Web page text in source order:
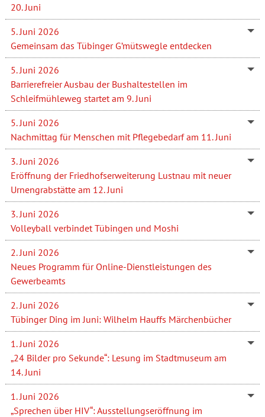
20. Juni
5. Juni 2026
Gemeinsam das Tübinger G’mütswegle entdecken
5. Juni 2026
Barrierefreier Ausbau der Bushaltestellen im
Schleifmühleweg startet am 9. Juni
5. Juni 2026
Nachmittag für Menschen mit Pflegebedarf am 11. Juni
3. Juni 2026
Eröffnung der Friedhofserweiterung Lustnau mit neuer
Urnengrabstätte am 12. Juni
3. Juni 2026
Volleyball verbindet Tübingen und Moshi
2. Juni 2026
Neues Programm für Online-Dienstleistungen des
Gewerbeamts
2. Juni 2026
Tübinger Ding im Juni: Wilhelm Hauffs Märchenbücher
1. Juni 2026
„24 Bilder pro Sekunde“: Lesung im Stadtmuseum am
14. Juni
1. Juni 2026
„Sprechen über HIV“: Ausstellungseröffnung im